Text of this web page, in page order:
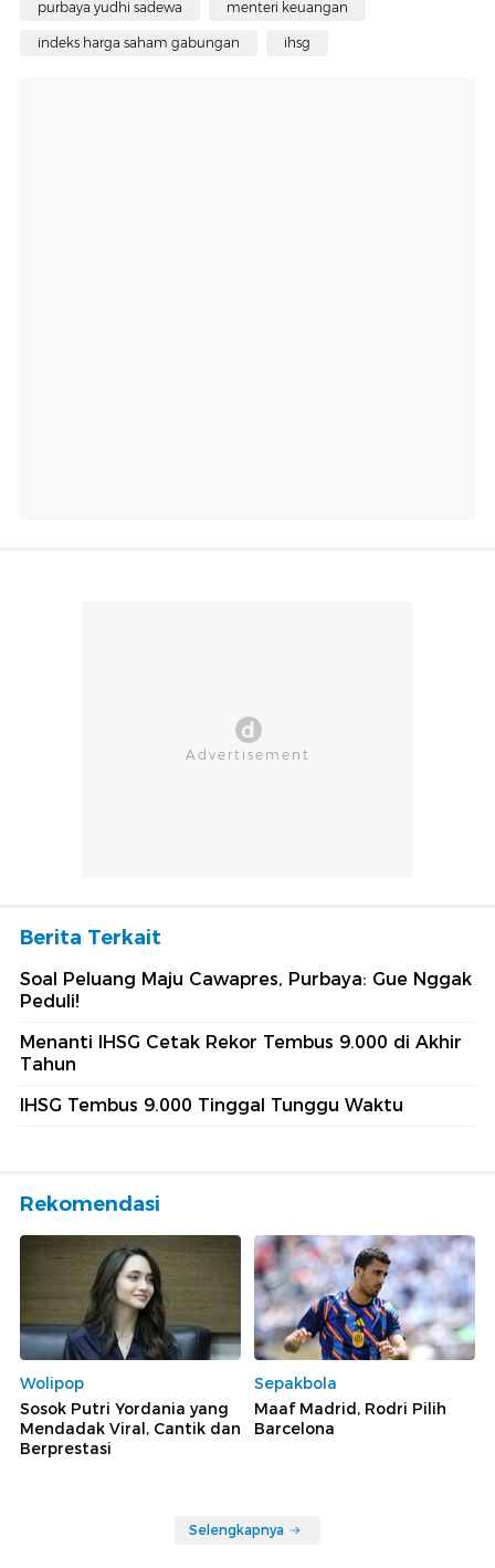
purbaya yudhi sadewa menteri keuangan
indeks harga saham gabungan ihsg
Berita Terkait
Soal Peluang Maju Cawapres, Purbaya: Gue Nggak
Peduli!
Menanti IHSG Cetak Rekor Tembus 9.000 di Akhir
Tahun
IHSG Tembus 9.000 Tinggal Tunggu Waktu
Rekomendasi
Wolipop
Sosok Putri Yordania yang
Mendadak Viral, Cantik dan
Berprestasi
Sepakbola
Maaf Madrid, Rodri Pilih
Barcelona
Selengkapnya